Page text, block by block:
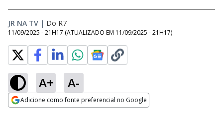
JR NA TV | Do R7
11/09/2025 - 21H17 (ATUALIZADO EM 11/09/2025 - 21H17)
A+ A-
Adicione como fonte preferencial no Google
Ativar
Loaded
57.33%